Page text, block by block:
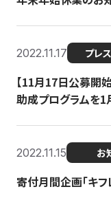
2022.11.17 プレ
【11月17日公募開
助成プログラムを1
2022.11.15 お
寄付月間企画「キ